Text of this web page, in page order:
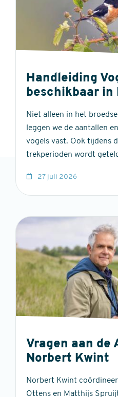
Handleiding
beschikbaar in
Niet alleen in het
leggen we de aantallen
vogels vast. Ook tijdens
trekperioden wordt
27 juli 2026
Vragen aan de
Norbert Kwint
Norbert Kwint
Ottens en Matthijs